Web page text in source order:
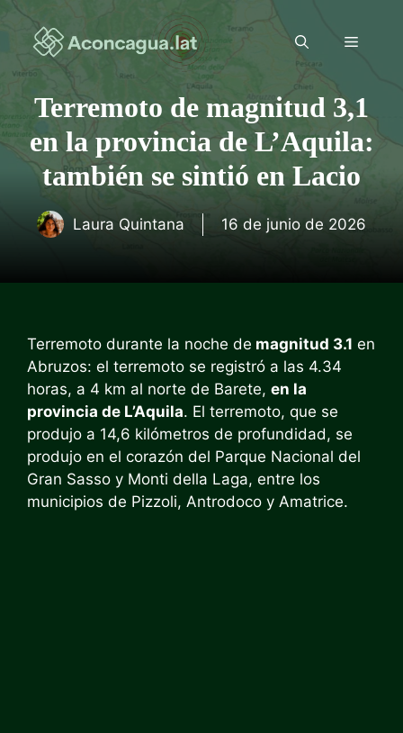
Saltar
contenido
Menú
Terremoto de magnitud 3,1
en la provincia de L’Aquila:
también se sintió en Lacio
Laura Quintana 16 de junio de 2026
Terremoto durante la noche de magnitud 3.1 en
Abruzos: el terremoto se registró a las 4.34
horas, a 4 km al norte de Barete, en la
provincia de L’Aquila. El terremoto, que se
produjo a 14,6 kilómetros de profundidad, se
produjo en el corazón del Parque Nacional del
Gran Sasso y Monti della Laga, entre los
municipios de Pizzoli, Antrodoco y Amatrice.